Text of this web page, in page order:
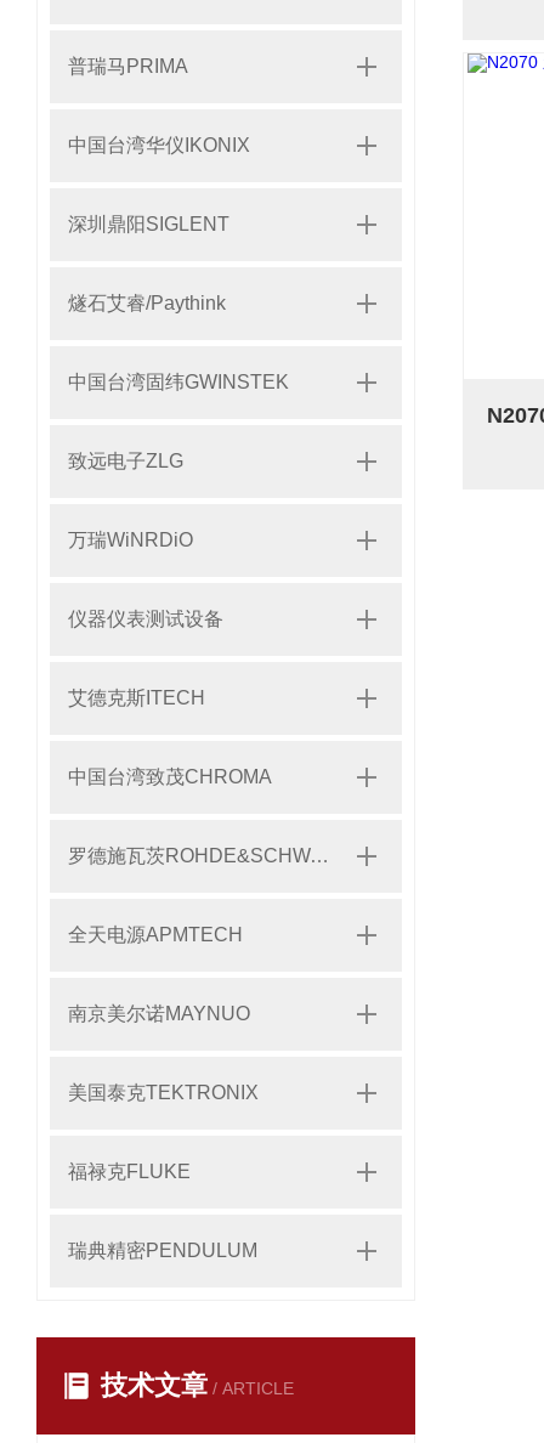
普瑞马PRIMA
中国台湾华仪IKONIX
深圳鼎阳SIGLENT
燧石艾睿/Paythink
中国台湾固纬GWINSTEK
致远电子ZLG
万瑞WiNRDiO
仪器仪表测试设备
艾德克斯ITECH
中国台湾致茂CHROMA
罗德施瓦茨ROHDE&SCHWARZ
全天电源APMTECH
南京美尔诺MAYNUO
美国泰克TEKTRONIX
福禄克FLUKE
瑞典精密PENDULUM
技术文章 / ARTICLE